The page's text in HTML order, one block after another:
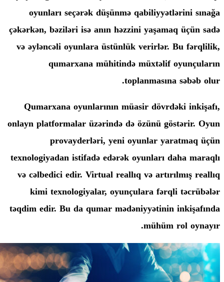
oyunları seçərək düşünmə
çəkərkən, bəziləri isə anın həzzini
və əyləncəli oyunlara üstünlük
qumarxana mühitində
Qumarxana oyunlarının müasir
onlayn platformalar üzərində də
provayderləri, yeni
texnologiyadan istifadə edərək
və cəlbedici edir. Virtual reallıq və
kimi texnologiyalar, oyunçulara
təqdim edir. Bu da qumar